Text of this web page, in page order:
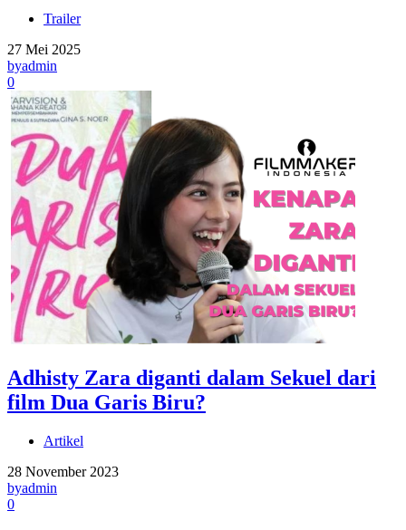
Trailer
27 Mei 2025
byadmin
0
Adhisty Zara diganti dalam Sekuel dari
film Dua Garis Biru?
Artikel
28 November 2023
byadmin
0